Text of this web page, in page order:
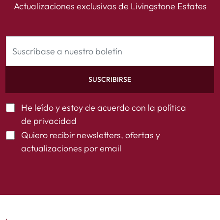
Actualizaciones exclusivas de Livingstone Estates
SUSCRIBIRSE
He leído y estoy de acuerdo con la política
de privacidad
Quiero recibir newsletters, ofertas y
actualizaciones por email